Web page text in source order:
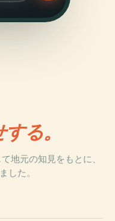
る。
地元の知見をもとに、
した。